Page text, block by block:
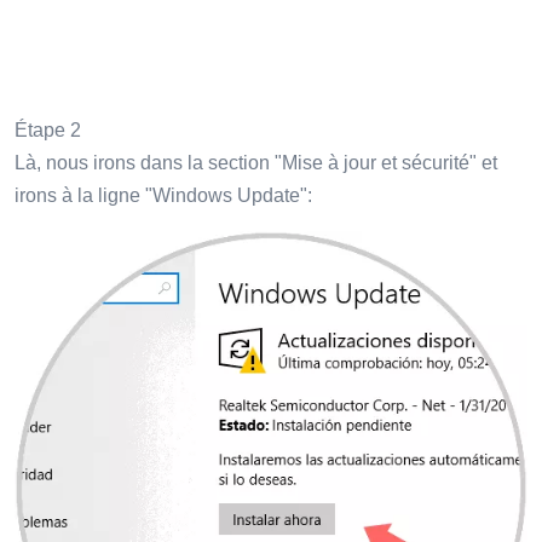
Étape 2
Là, nous irons dans la section "Mise à jour et sécurité" et
irons à la ligne "Windows Update":